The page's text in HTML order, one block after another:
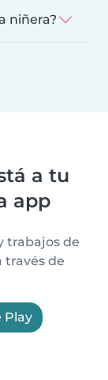
niñera?
a tu
app
trabajos de
través de
Play